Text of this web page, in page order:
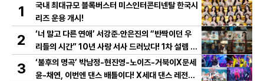
1
국내 최대규모 블록버스터 미스인터콘티넨탈 한국시
리즈 운용 개시!
2
‘너 말고 다른 연애’ 서강준·안은진의 “반짝이던 우
리들의 시간” 10년 사랑 서사 드러났다! 1차 설렘 티
저 영상 공개!
3
‘불후의 명곡’ 박남정-현진영-노이즈-거북이X문세
윤-채연, 이번엔 댄스 배틀이다! X세대 댄스 레전드